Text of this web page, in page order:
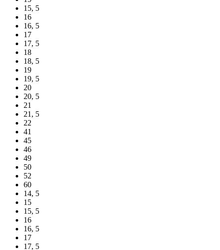
15, 5
16
16, 5
17
17, 5
18
18, 5
19
19, 5
20
20, 5
21
21, 5
22
41
45
46
49
50
52
60
14, 5
15
15, 5
16
16, 5
17
17, 5